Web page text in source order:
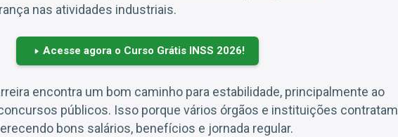
nas atividades industriais.
Acesse agora o Curso Grátis INSS 2026!
encontra um bom caminho para estabilidade, principalmente ao
públicos. Isso porque vários órgãos e instituições contratam
bons salários, benefícios e jornada regular.